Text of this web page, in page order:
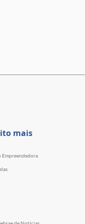
mais
Empreendedora